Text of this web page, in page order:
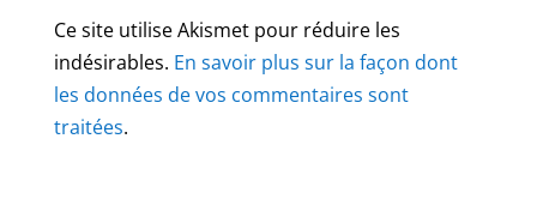
Ce site utilise Akismet pour réduire les
indésirables. En savoir plus sur la façon dont
les données de vos commentaires sont
traitées.